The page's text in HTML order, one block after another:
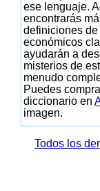
ese lenguaje.
encontrarás
definiciones
económicos
ayudarán a
misterios de
menudo
Puedes
diccionario en
imagen.
Todos los